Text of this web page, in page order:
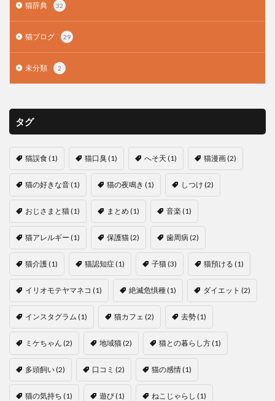
猫辞典 32
猫ブログ 29
未分類 2
タグ
猫誤食(1) 猫口臭(1) へそ天 (1) 猫漫画(2)
猫の好きな音(1) 猫の夜鳴き (1) しつけ (2)
おじさまと猫(1) まとめ (1) 音楽 (1)
猫アレルギー (1) 保護猫(2) 歯周病(2)
猫介護(1) 猫認知症(1) 子猫(3) 猫預ける (1)
イリオモテヤマネコ (1) 絶滅危惧種(1) ダイエット (2)
インスタグラム (1) 猫カフェ (2) 去勢(1)
ミケちゃん (2) 地域猫(2) 猫との暮らし方(1)
多頭飼い(2) 口コミ (2) 猫の感情(1)
猫の気持ち (1) 遊び(1) ねこじゃらし (1)